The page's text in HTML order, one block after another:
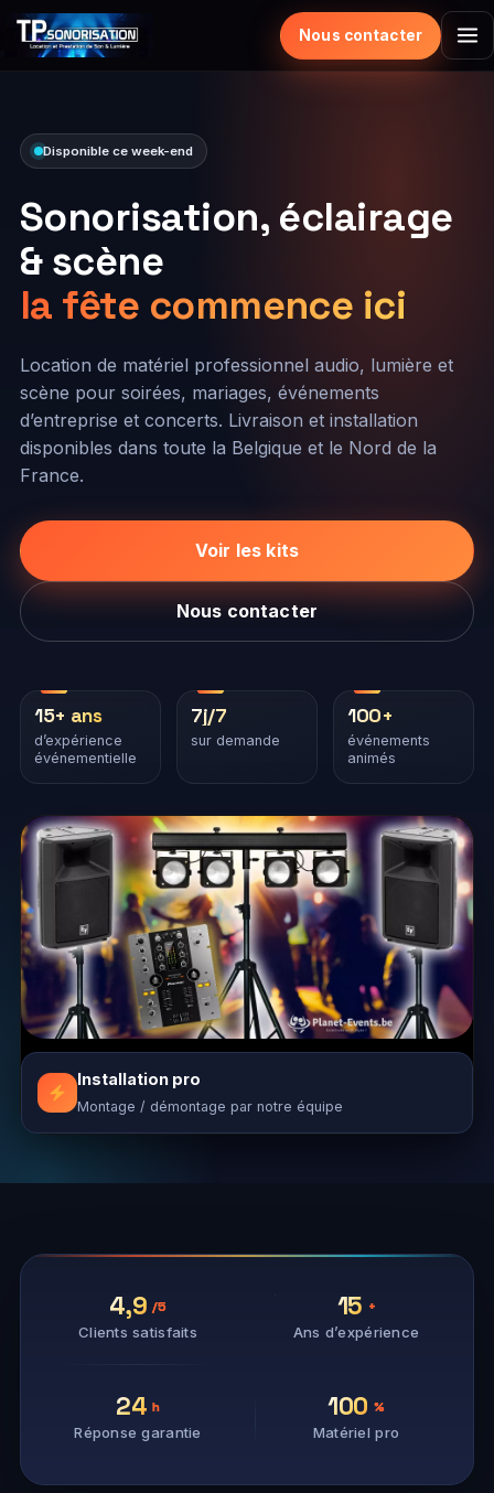
Nous contacter
Disponible ce week-end
Sonorisation, éclairage
& scène
la fête commence ici
Location de matériel professionnel audio, lumière et
scène pour soirées, mariages, événements
d’entreprise et concerts. Livraison et installation
disponibles dans toute la Belgique et le Nord de la
France.
Voir les kits
Nous contacter
15+ ans
d’expérience
événementielle
7j/7
sur demande
100+
événements
animés
Installation pro
Montage / démontage par notre équipe
4,9 /5
Clients satisfaits
15 +
Ans d’expérience
24 h
Réponse garantie
100 %
Matériel pro